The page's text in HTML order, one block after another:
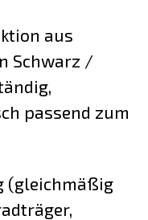
aus
Schwarz /
passend zum
(gleichmäßig